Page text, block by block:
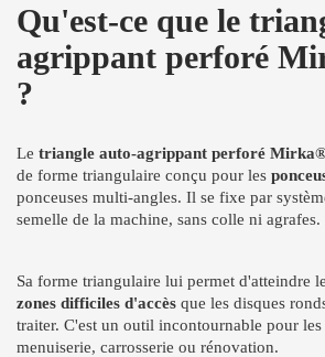
Qu'est-ce que le
agrippant perforé
?
Le triangle auto-agrippant perforé
de forme triangulaire conçu pour les
ponceuses multi-angles. Il se fixe par
semelle de la machine, sans colle ni agrafes.
Sa forme triangulaire lui permet d'atteindre
zones difficiles d'accès que les disques
traiter. C'est un outil incontournable pour
menuiserie, carrosserie ou rénovation.